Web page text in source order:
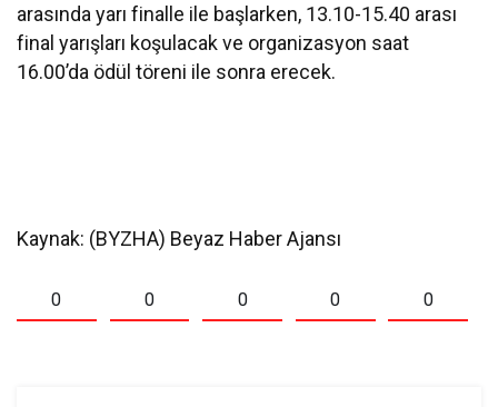
arasında yarı finalle ile başlarken, 13.10-15.40 arası
final yarışları koşulacak ve organizasyon saat
16.00’da ödül töreni ile sonra erecek.
Kaynak: (BYZHA) Beyaz Haber Ajansı
0 0 0 0 0